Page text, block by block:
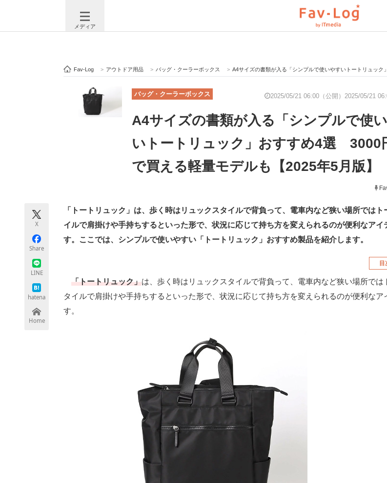
メディア
注目記事を集めた総合ページ ITの今と未来を見通す スマホと通信の最新トレンド
ビジネスと働き方のヒント AI活用のいまが分かる 企業ITのトレンドを詳説
ITエンジニア向け専門サイト 企業向けIT製品の総合サイト IT製品の技術・比較・事例
モノづくり技術者専門サイト エレクトロニクス専門サイト 電子設計の基本と応用
Fav-Log > アウトドア用品 > バッグ・クーラーボックス > A4サイズの書類が入る「シンプルで使いやすいトートリュック」おすすめ4選 3000円台で買える軽量モデル
バッグ・クーラーボックス 2025/05/21 06:00（公開） 2025/05/21
A4サイズの書類が入る「シンプルで使
いトートリュック」おすすめ4選 3000
で買える軽量モデルも【2025年5月版】
X
Share
LINE
hatena
Home
「トートリュック」は、歩く時はリュックスタイルで背負って、電車内など狭い場所ではト
イルで肩掛けや手持ちするといった形で、状況に応じて持ち方を変えられるのが便利なアイ
す。ここでは、シンプルで使いやすい「トートリュック」おすすめ製品を紹介します。
「トートリュック」は、歩く時はリュックスタイルで背負って、電車内など狭い場所では
タイルで肩掛けや手持ちするといった形で、状況に応じて持ち方を変えられるのが便利なア
す。